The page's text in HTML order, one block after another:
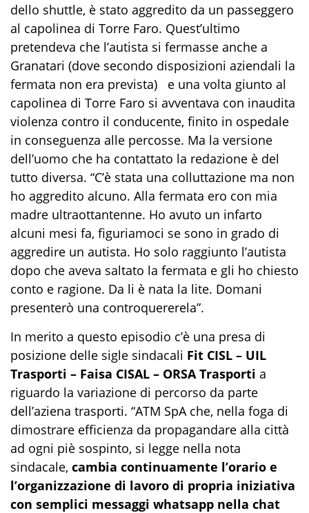
dello shuttle, è stato aggredito da un passeggero
al capolinea di Torre Faro. Quest’ultimo
pretendeva che l’autista si fermasse anche a
Granatari (dove secondo disposizioni aziendali la
fermata non era prevista) e una volta giunto al
capolinea di Torre Faro si avventava con inaudita
violenza contro il conducente, finito in ospedale
in conseguenza alle percosse. Ma la versione
dell’uomo che ha contattato la redazione è del
tutto diversa. “C’è stata una colluttazione ma non
ho aggredito alcuno. Alla fermata ero con mia
madre ultraottantenne. Ho avuto un infarto
alcuni mesi fa, figuriamoci se sono in grado di
aggredire un autista. Ho solo raggiunto l’autista
dopo che aveva saltato la fermata e gli ho chiesto
conto e ragione. Da li è nata la lite. Domani
presenterò una controquererela”.
In merito a questo episodio c’è una presa di
posizione delle sigle sindacali Fit CISL – UIL
Trasporti – Faisa CISAL – ORSA Trasporti a
riguardo la variazione di percorso da parte
dell’aziena trasporti. “ATM SpA che, nella foga di
dimostrare efficienza da propagandare alla città
ad ogni piè sospinto, si legge nella nota
sindacale, cambia continuamente l’orario e
l’organizzazione di lavoro di propria iniziativa
con semplici messaggi whatsapp nella chat